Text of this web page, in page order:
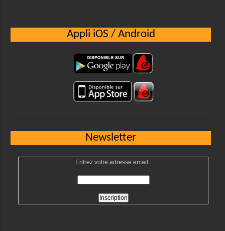
Appli iOS / Android
Newsletter
Entrez votre adresse email :